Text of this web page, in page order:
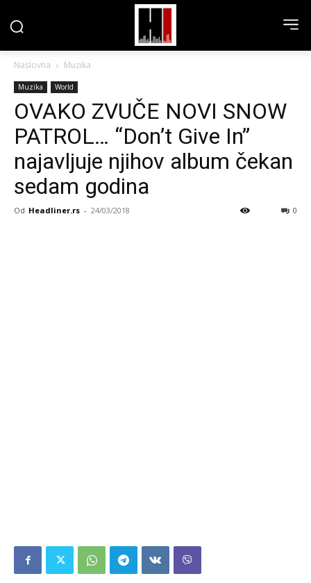
Naslovna Muzika
Muzika World
OVAKO ZVUČE NOVI SNOW
PATROL… “Don’t Give In”
najavljuje njihov album čekan
sedam godina
Od Headliner.rs - 24/03/2018 0